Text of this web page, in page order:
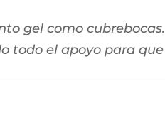
gel como cubrebocas.
todo el apoyo para que